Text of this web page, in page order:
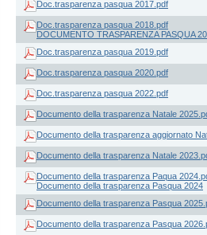
Doc.trasparenza pasqua 2017.pdf
Doc.trasparenza pasqua 2018.pdf
DOCUMENTO TRASPARENZA PASQUA
Doc.trasparenza pasqua 2019.pdf
Doc.trasparenza pasqua 2020.pdf
Doc.trasparenza pasqua 2022.pdf
Documento della trasparenza Natale
Documento della trasparenza aggiornato
Documento della trasparenza Natale
Documento della trasparenza Paqua
Documento della trasparenza Pasqua 2024
Documento della trasparenza Pasqua
Documento della trasparenza Pasqua